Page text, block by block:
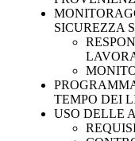
SICUREZZA
TEMPO DEI
USO DELLE